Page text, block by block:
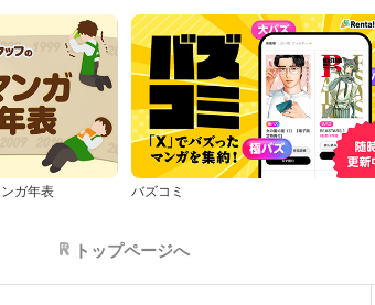
ガ年表 バズコミ
トップページへ